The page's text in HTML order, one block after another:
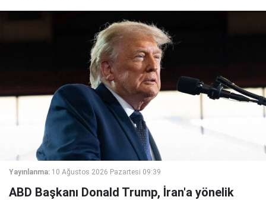
Yayınlanma: 10 Ağustos 2026 Pazartesi 09:39
ABD Başkanı Donald Trump, İran'a yönelik